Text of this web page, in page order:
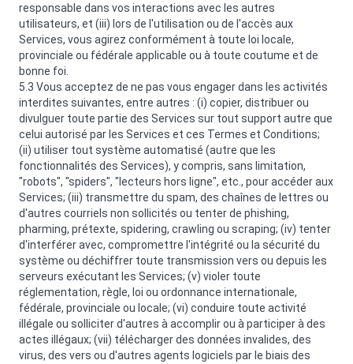
responsable dans vos interactions avec les autres
utilisateurs, et (iii) lors de l'utilisation ou de l'accès aux
Services, vous agirez conformément à toute loi locale,
provinciale ou fédérale applicable ou à toute coutume et de
bonne foi.
5.3 Vous acceptez de ne pas vous engager dans les activités
interdites suivantes, entre autres : (i) copier, distribuer ou
divulguer toute partie des Services sur tout support autre que
celui autorisé par les Services et ces Termes et Conditions;
(ii) utiliser tout système automatisé (autre que les
fonctionnalités des Services), y compris, sans limitation,
"robots", "spiders", "lecteurs hors ligne", etc., pour accéder aux
Services; (iii) transmettre du spam, des chaînes de lettres ou
d'autres courriels non sollicités ou tenter de phishing,
pharming, prétexte, spidering, crawling ou scraping; (iv) tenter
d'interférer avec, compromettre l'intégrité ou la sécurité du
système ou déchiffrer toute transmission vers ou depuis les
serveurs exécutant les Services; (v) violer toute
réglementation, règle, loi ou ordonnance internationale,
fédérale, provinciale ou locale; (vi) conduire toute activité
illégale ou solliciter d'autres à accomplir ou à participer à des
actes illégaux; (vii) télécharger des données invalides, des
virus, des vers ou d'autres agents logiciels par le biais des